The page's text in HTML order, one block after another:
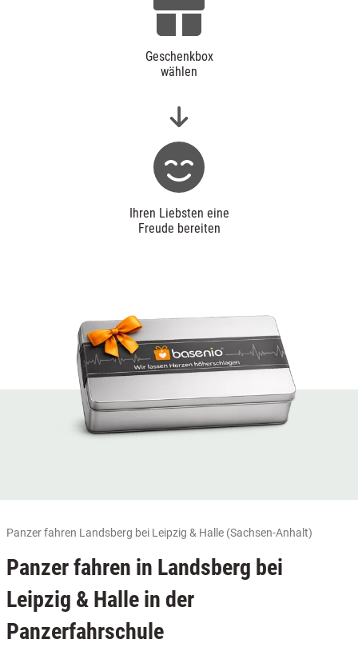
Geschenkbox
wählen
Ihren Liebsten eine
Freude bereiten
Panzer fahren Landsberg bei Leipzig & Halle (Sachsen-Anhalt)
Panzer fahren in Landsberg bei
Leipzig & Halle in der
Panzerfahrschule